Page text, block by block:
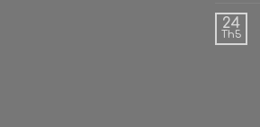
24
Th5